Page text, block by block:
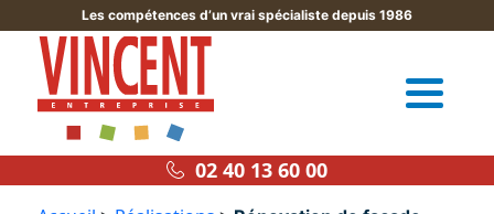
Les compétences d’un vrai spécialiste depuis 1986
02 40 13 60 00